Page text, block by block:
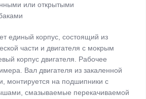
или открытыми
единый корпус, состоящий из
части и двигателя с мокрым
корпус двигателя. Рабочее
Вал двигателя из закаленной
монтируется на подшипники с
смазываемые перекачиваемой